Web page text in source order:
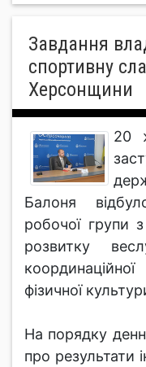
Завдання
спортивну
Херсонщини
20
Балоня
робочої групи
розвитку
фізичної
На порядку
про результати